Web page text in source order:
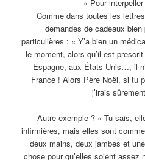
« Pour
Comme dans toutes les
demandes de cadeaux bien
particulières : « Y’a bien un
le moment, alors qu’il est
Espagne, aux États-Unis…, il
France ! Alors Père Noël, si tu
j’irais
Autre exemple ? « Tu sais,
infirmières, mais elles sont
deux mains, deux jambes et
chose pour qu’elles soient